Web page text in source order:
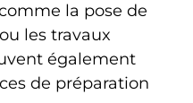
la pose de
les travaux
également
de préparation